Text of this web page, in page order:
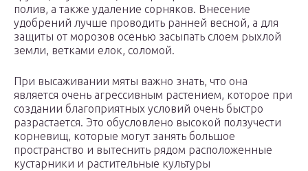
полив, а также удаление сорняков. Внесение
удобрений лучше проводить ранней весной, а для
защиты от морозов осенью засыпать слоем рыхлой
земли, ветками елок, соломой.
При высаживании мяты важно знать, что она
является очень агрессивным растением, которое при
создании благоприятных условий очень быстро
разрастается. Это обусловлено высокой ползучести
корневищ, которые могут занять большое
пространство и вытеснить рядом расположенные
кустарники и растительные культуры